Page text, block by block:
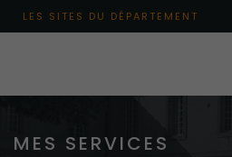
Aller au menu principal
Aller au contenu
Aller à la recherche
LES SITES DU DÉPARTEMENT
MES SERVICES